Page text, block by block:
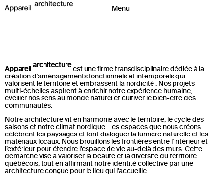
Appareilarchitectureest une firme transdisciplinaire dédiée à la
création d’aménagements fonctionnels et intemporels qui
valorisent le territoire et embrassent la nordicité . Nos projets
multi-échelles aspirent à enrichir notre expérience humaine,
éveiller nos sens au monde naturel et cultiver le bien-être des
communautés.
Notre architecture vit en harmonie avec le territoire, le cycle des
saisons et notre climat nordique. Les espaces que nous créons
célèbrent les paysages et font dialoguer la lumière naturelle et les
matériaux locaux. Nous brouillons les frontières entre l’intérieur et
l’extérieur pour étendre l’espace de vie au-delà des murs. Cette
démarche vise à valoriser la beauté et la diversité du territoire
québécois, tout en affirmant notre identité collective par une
architecture conçue pour le lieu qui l’accueille.